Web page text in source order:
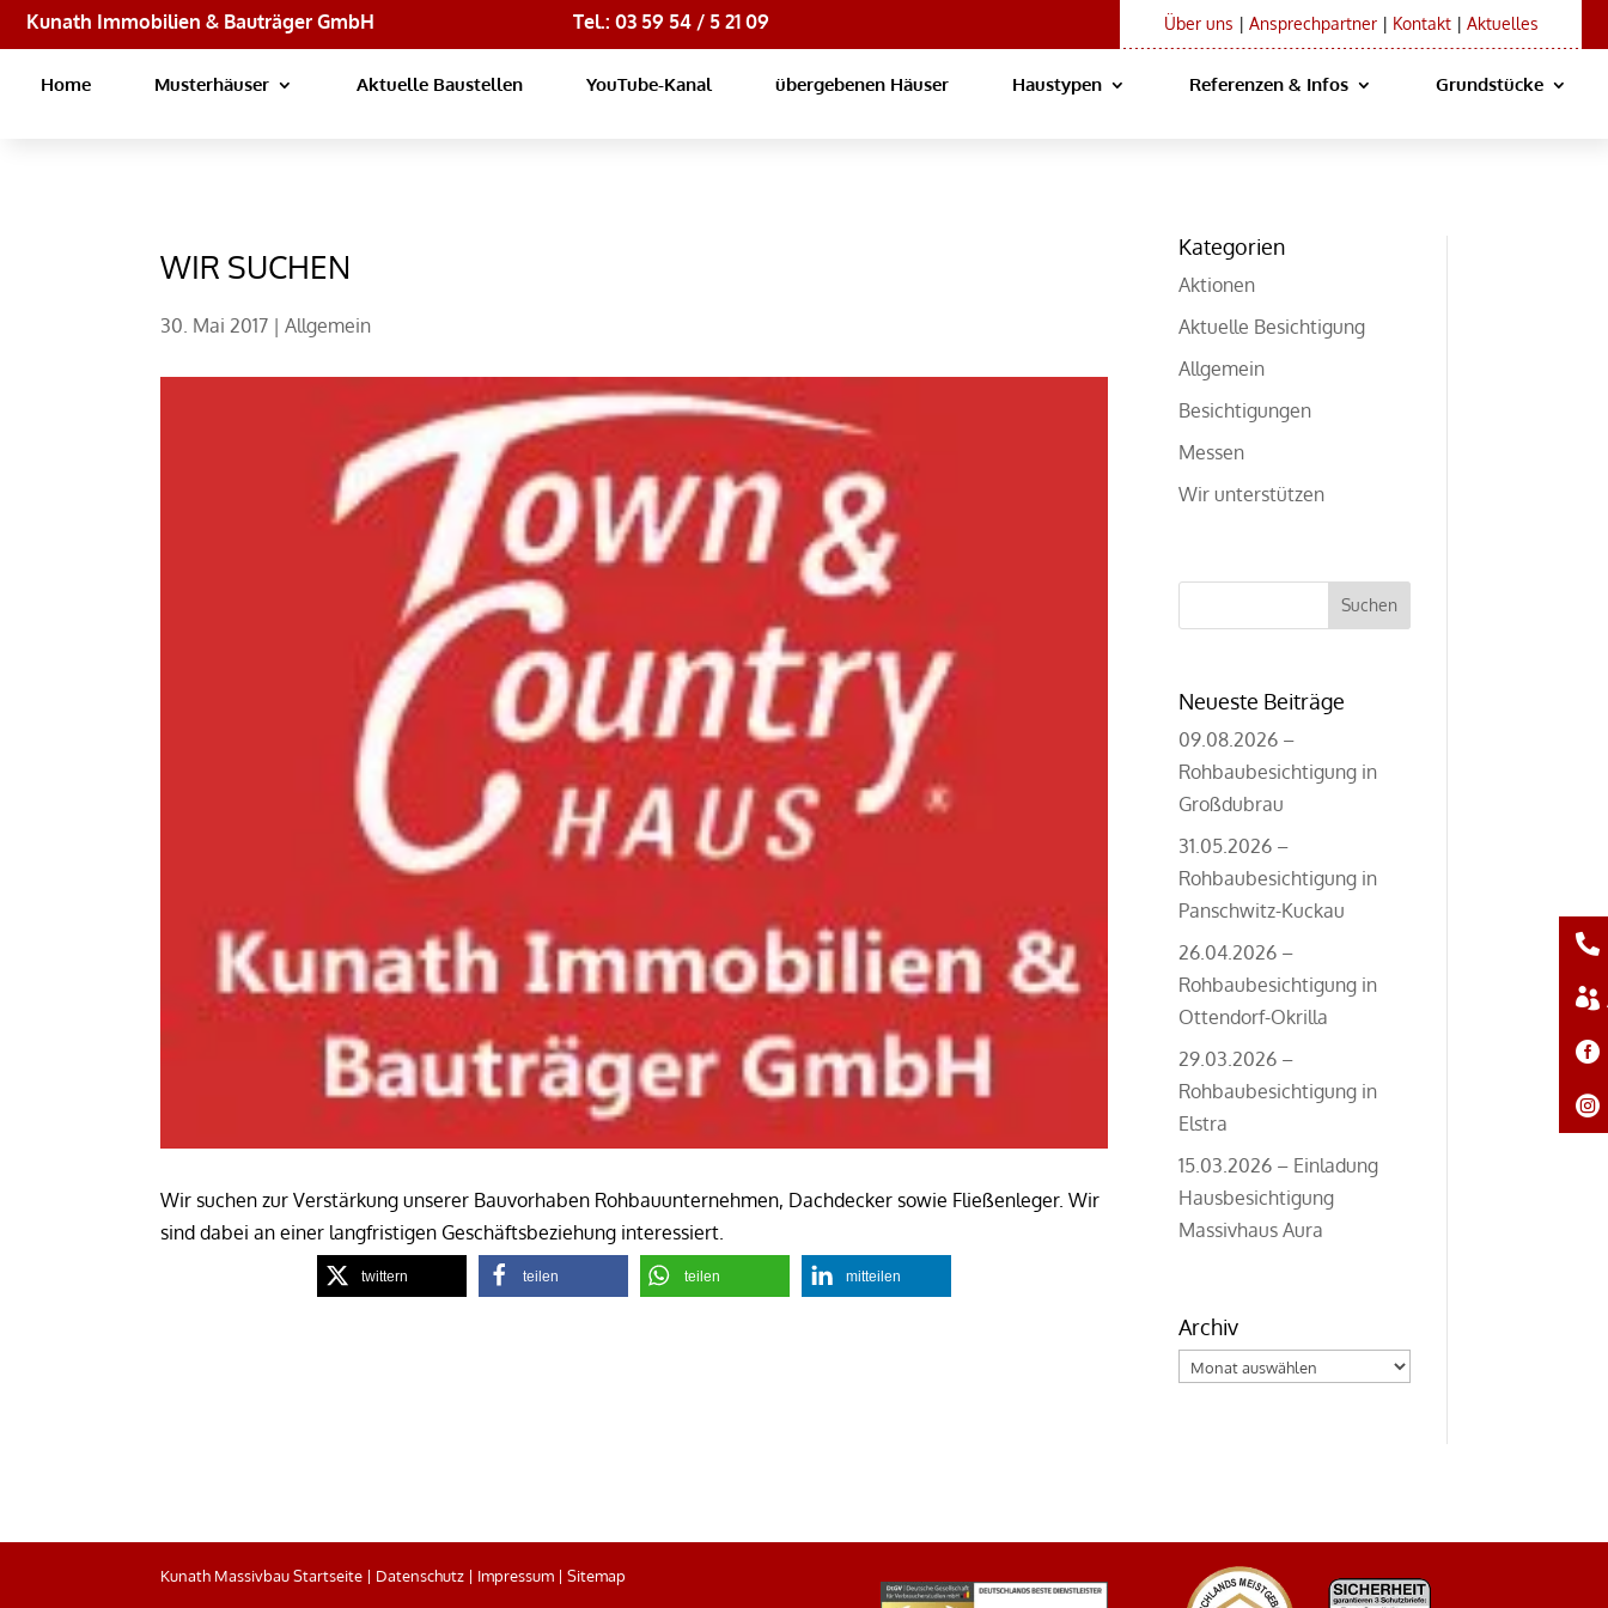
Kunath Immobilien & Bauträger GmbH Tel.: 03 59 54 / 5 21 09 Über uns | Ansprechpartner| Kontakt| Aktuelles
Home Musterhäuser Aktuelle Baustellen YouTube-Kanal übergebenen Häuser Haustypen Referenzen & Infos Grundstücke
WIR SUCHEN
30. Mai 2017 |Allgemein
Wir suchen zur Verstärkung unserer Bauvorhaben Rohbauunternehmen, Dachdecker sowie Fließenleger. Wir
sind dabei an einer langfristigen Geschäftsbeziehung interessiert.
twittern teilen teilen mitteilen
Kategorien
Aktionen
Aktuelle Besichtigung
Allgemein
Besichtigungen
Messen
Wir unterstützen
Suchen
Neueste Beiträge
09.08.2026 –
Rohbaubesichtigung in
Großdubrau
31.05.2026 –
Rohbaubesichtigung in
Panschwitz-Kuckau
26.04.2026 –
Rohbaubesichtigung in
Ottendorf-Okrilla
29.03.2026 –
Rohbaubesichtigung in
Elstra
15.03.2026 – Einladung
Hausbesichtigung
Massivhaus Aura
Archiv
Archiv
Kunath Massivbau Startseite | Datenschutz | Impressum |Sitemap